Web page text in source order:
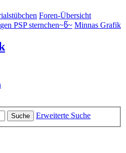
Foren-Übersicht
PSP sternchen~წ~ Minnas Grafik
Suche
Erweiterte Suche